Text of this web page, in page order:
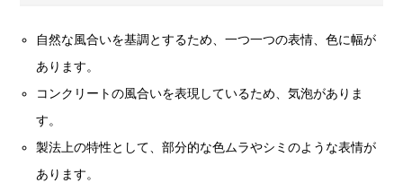
自然な風合いを基調とするため、一つ一つの表情、色に幅が
あります。
コンクリートの風合いを表現しているため、気泡がありま
す。
製法上の特性として、部分的な色ムラやシミのような表情が
あります。